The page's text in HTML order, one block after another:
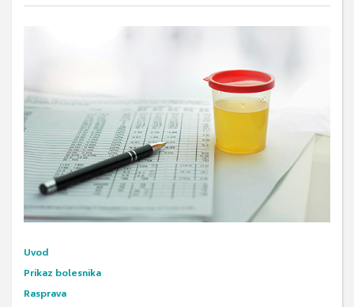
Uvod
Prikaz bolesnika
Rasprava